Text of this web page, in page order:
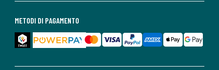
METODI DI PAGAMENTO